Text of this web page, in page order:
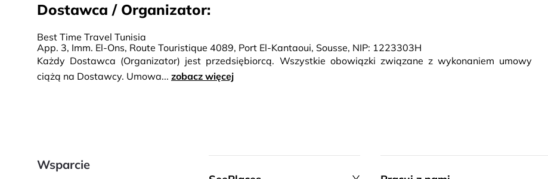
Dostawca / Organizator:
Best Time Travel Tunisia
App. 3, Imm. El-Ons, Route Touristique 4089, Port El-Kantaoui, Sousse, NIP: 1223303H
Każdy Dostawca (Organizator) jest przedsiębiorcą. Wszystkie obowiązki związane z wykonaniem umowy
ciążą na Dostawcy. Umowa... zobacz więcej
Wsparcie